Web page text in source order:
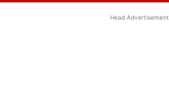
Head Advertisement